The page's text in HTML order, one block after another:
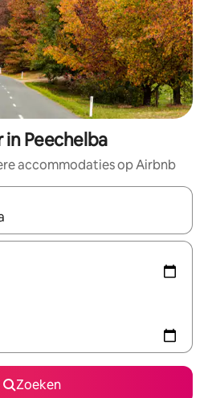
Peechelba
accommodaties op Airbnb
beschikbaar zijn, maak je een keuze
Zoeken